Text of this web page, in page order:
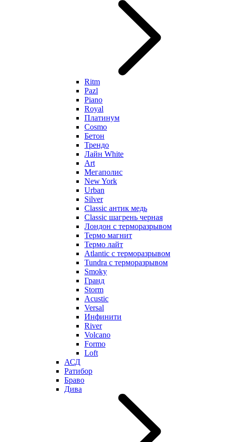
Ritm
Pazl
Piano
Royal
Платинум
Cosmo
Бетон
Трендо
Лайн White
Art
Мегаполис
New York
Urban
Silver
Classic антик медь
Classic шагрень черная
Лондон с терморазрывом
Термо магнит
Термо лайт
Atlantic с терморазрывом
Tundra с терморазрывом
Smoky
Гранд
Storm
Acustic
Versal
Инфинити
River
Volcano
Formo
Loft
АСД
Ратибор
Браво
Дива